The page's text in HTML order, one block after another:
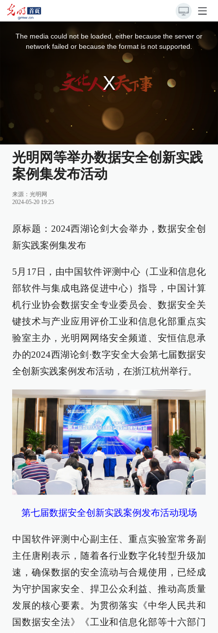
The media could not be loaded, either because the server or
network failed or because the format is not supported.
光明网等举办数据安全创新实践
案例集发布活动
来源： 光明网
2024-05-20 19:25
原标题：2024西湖论剑大会举办，数据安全创
新实践案例集发布
5月17日，由中国软件评测中心（工业和信息化
部软件与集成电路促进中心）指导，中国计算
机行业协会数据安全专业委员会、数据安全关
键技术与产业应用评价工业和信息化部重点实
验室主办，光明网网络安全频道、安恒信息承
办的2024西湖论剑·数字安全大会第七届数据安
全创新实践案例发布活动，在浙江杭州举行。
第七届数据安全创新实践案例发布活动现场
中国软件评测中心副主任、重点实验室常务副
主任唐刚表示，随着各行业数字化转型升级加
速，确保数据的安全流动与合规使用，已经成
为守护国家安全、捍卫公众利益、推动高质量
发展的核心要素。为贯彻落实《中华人民共和
国数据安全法》《工业和信息化部等十六部门